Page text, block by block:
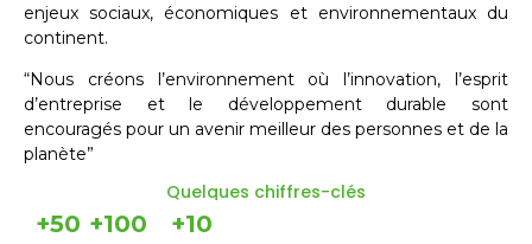
enjeux sociaux, économiques et environnementaux du
continent.
“Nous créons l’environnement où l’innovation, l’esprit
d’entreprise et le développement durable sont
encouragés pour un avenir meilleur des personnes et de la
planète”
Quelques chiffres-clés
+50 +100 +10